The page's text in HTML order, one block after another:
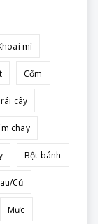
mì
Cốm
cây
chay
Bột bánh
Củ
Mực